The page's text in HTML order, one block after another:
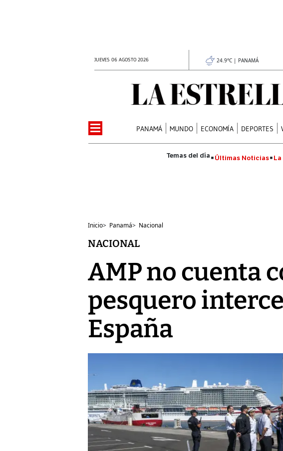
JUEVES 06 AGOSTO 2026 24.9°C | PANAMÁ
PANAMÁ MUNDO ECONOMÍA DEPORTES
Últimas Noticias
Inicio> Panamá> Nacional
NACIONAL
AMP no cuenta
pesquero
España